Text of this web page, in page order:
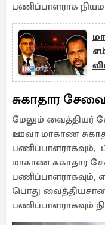
பணிப்பாளராக
சுகாதார
மேலும் வைத்தியர்
ஊவா மாகாண
பணிப்பாளராகவும்,
மாகாண சுகாதார
பணிப்பாளராகவும்,
பொது
பணிப்பாளராகவும்